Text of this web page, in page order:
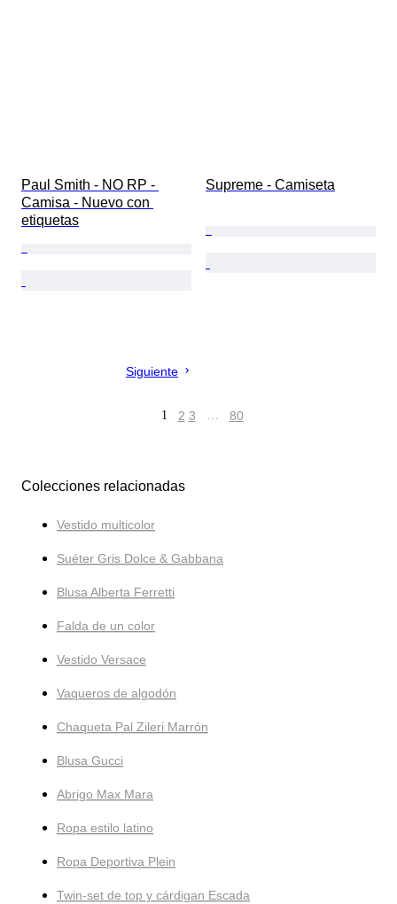
Paul Smith - NO RP -
Camisa - Nuevo con
etiquetas
Supreme - Camiseta
Siguiente
1 2 3 … 80
Colecciones relacionadas
Vestido multicolor
Suéter Gris Dolce & Gabbana
Blusa Alberta Ferretti
Falda de un color
Vestido Versace
Vaqueros de algodón
Chaqueta Pal Zileri Marrón
Blusa Gucci
Abrigo Max Mara
Ropa estilo latino
Ropa Deportiva Plein
Twin-set de top y cárdigan Escada